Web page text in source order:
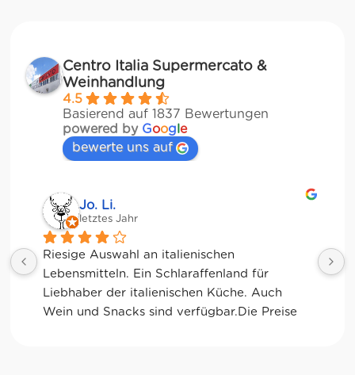
Centro Italia Supermercato &
Weinhandlung
4.5
Basierend auf 1837 Bewertungen
powered by Google
bewerte uns auf
Jessica Chu
letztes Jahr
Tolle Auswahl! Die Frischetheke und der
Kaffee sind ebenfalls sensationell. Viele
glutenfreie Optionen.